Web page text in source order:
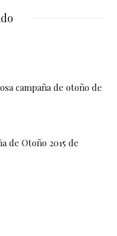
campaña de otoño de
de Otoño 2015 de